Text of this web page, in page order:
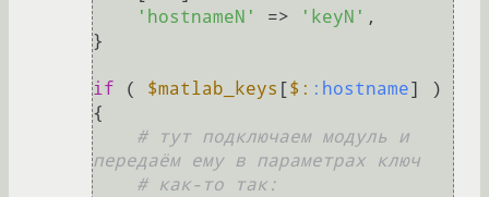
'hostnameN'
=> 'keyN' ,
}
if ( $matlab_keys [$: :hostname] )
{
# тут подключаем модуль и
передаём ему в параметрах ключ
# как-то так: